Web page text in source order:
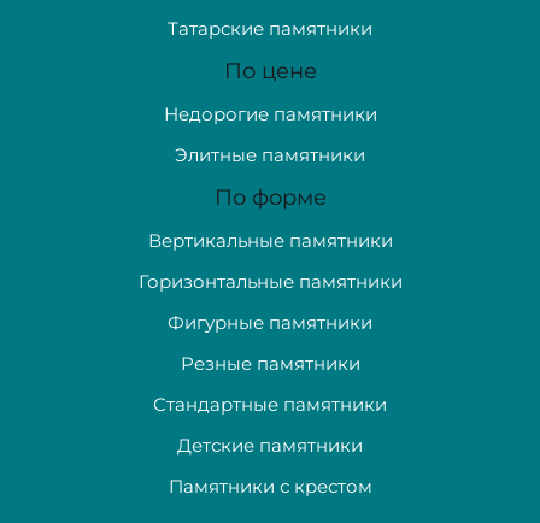
Татарские памятники
По цене
Недорогие памятники
Элитные памятники
По форме
Вертикальные памятники
Горизонтальные памятники
Фигурные памятники
Резные памятники
Стандартные памятники
Детские памятники
Памятники с крестом